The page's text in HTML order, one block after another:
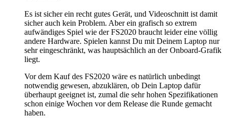
Es ist sicher ein recht gutes Gerät, und Videoschnitt ist damit
sicher auch kein Problem. Aber ein grafisch so extrem
aufwändiges Spiel wie der FS2020 braucht leider eine völlig
andere Hardware. Spielen kannst Du mit Deinem Laptop nur
sehr eingeschränkt, was hauptsächlich an der Onboard-Grafik
liegt.
Vor dem Kauf des FS2020 wäre es natürlich unbedingt
notwendig gewesen, abzuklären, ob Dein Laptop dafür
überhaupt geeignet ist, zumal die sehr hohen Spezifikationen
schon einige Wochen vor dem Release die Runde gemacht
haben.